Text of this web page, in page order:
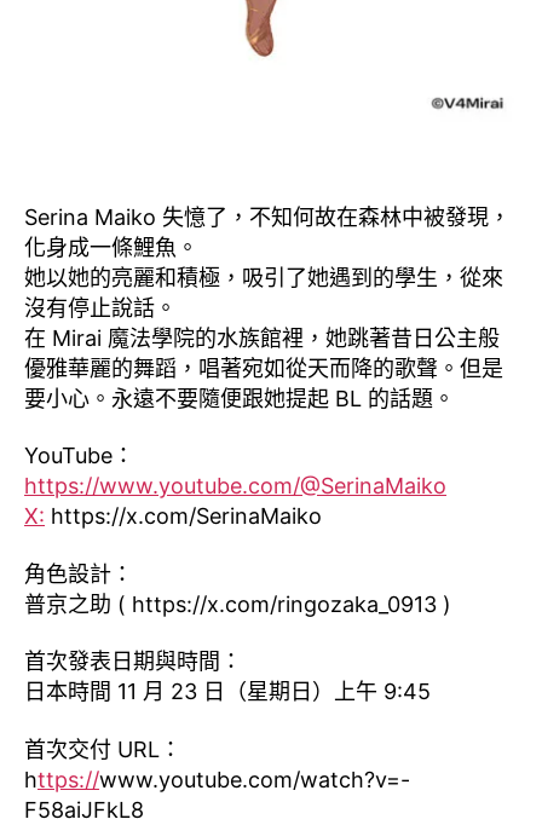
Serina Maiko 失憶了，不知何故在森林中被發現，
化身成一條鯉魚。
她以她的亮麗和積極，吸引了她遇到的學生，從來
沒有停止說話。
在 Mirai 魔法學院的水族館裡，她跳著昔日公主般
優雅華麗的舞蹈，唱著宛如從天而降的歌聲。但是
要小心。永遠不要隨便跟她提起 BL 的話題。
YouTube：
https://www.youtube.com/@SerinaMaiko
X: https://x.com/SerinaMaiko
角色設計：
普京之助 ( https://x.com/ringozaka_0913 )
首次發表日期與時間：
日本時間 11 月 23 日（星期日）上午 9:45
首次交付 URL：
https://www.youtube.com/watch?v=-
F58aiJFkL8